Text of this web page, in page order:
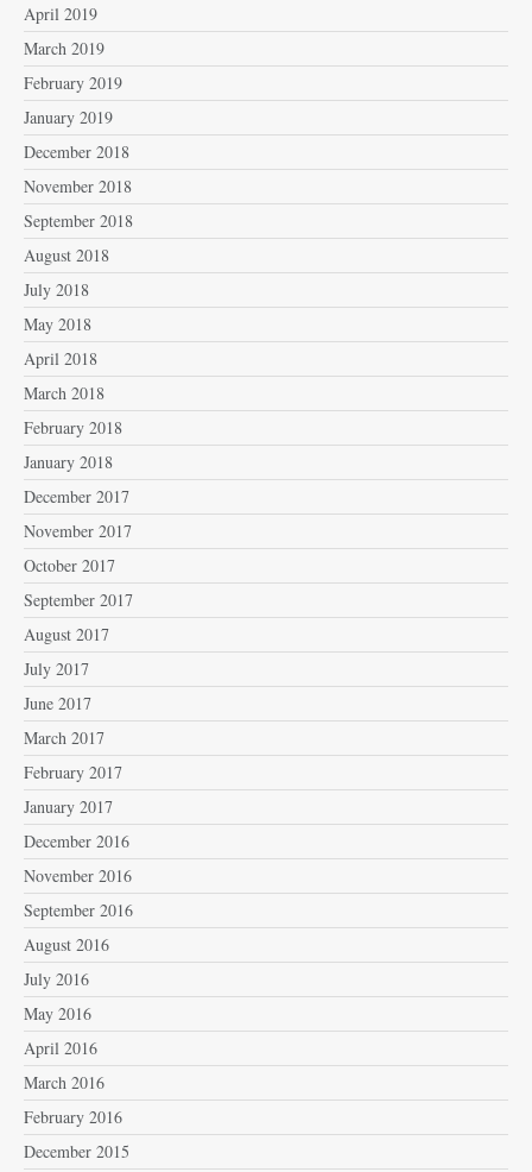
April 2019
March 2019
February 2019
January 2019
December 2018
November 2018
September 2018
August 2018
July 2018
May 2018
April 2018
March 2018
February 2018
January 2018
December 2017
November 2017
October 2017
September 2017
August 2017
July 2017
June 2017
March 2017
February 2017
January 2017
December 2016
November 2016
September 2016
August 2016
July 2016
May 2016
April 2016
March 2016
February 2016
December 2015